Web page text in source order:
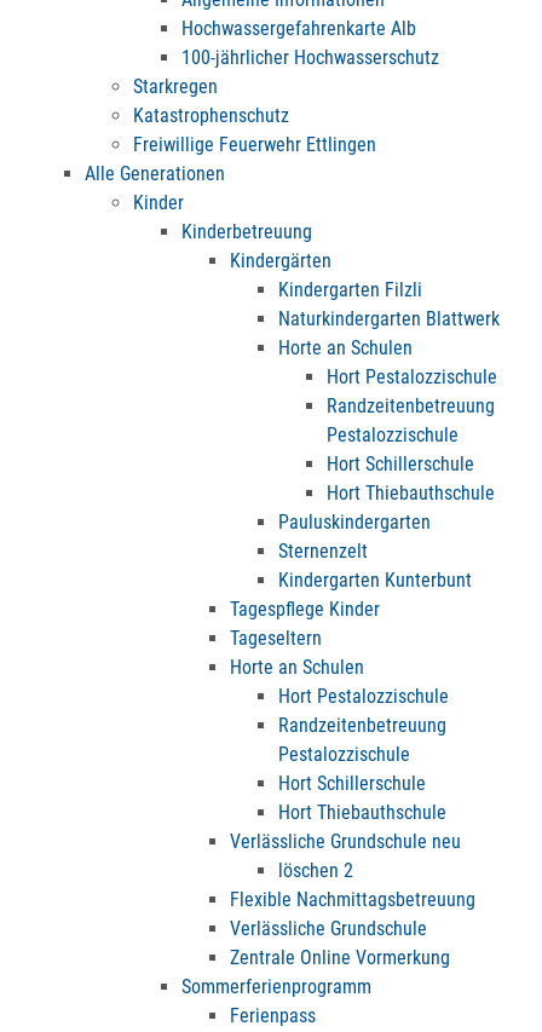
Hochwassergefahrenkarte Alb
100-jährlicher Hochwasserschutz
Starkregen
Katastrophenschutz
Freiwillige Feuerwehr Ettlingen
Alle Generationen
Kinder
Kinderbetreuung
Kindergärten
Kindergarten Filzli
Naturkindergarten Blattwerk
Horte an Schulen
Hort Pestalozzischule
Randzeitenbetreuung
Pestalozzischule
Hort Schillerschule
Hort Thiebauthschule
Pauluskindergarten
Sternenzelt
Kindergarten Kunterbunt
Tagespflege Kinder
Tageseltern
Horte an Schulen
Hort Pestalozzischule
Randzeitenbetreuung
Pestalozzischule
Hort Schillerschule
Hort Thiebauthschule
Verlässliche Grundschule neu
löschen 2
Flexible Nachmittagsbetreuung
Verlässliche Grundschule
Zentrale Online Vormerkung
Sommerferienprogramm
Ferienpass